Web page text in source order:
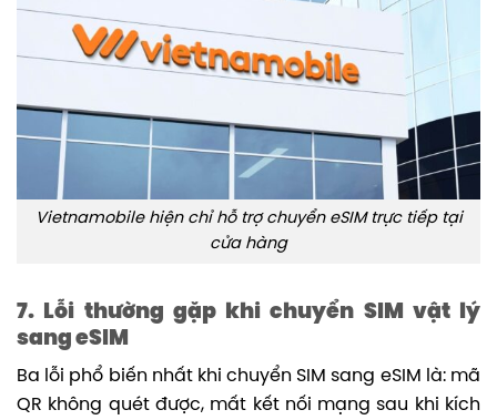
Vietnamobile hiện chỉ hỗ trợ chuyển eSIM trực tiếp tại
cửa hàng
7. Lỗi thường gặp khi chuyển SIM vật lý
sang eSIM
Ba lỗi phổ biến nhất khi chuyển SIM sang eSIM là: mã
QR không quét được, mất kết nối mạng sau khi kích